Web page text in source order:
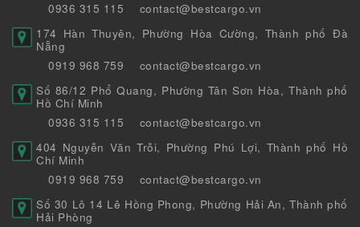
0936 315 115
contact@bestcargo.vn
174 Hàn Thuyên, Phường Hòa Cường, Thành phố Đà
Nẵng
0919 968 759
contact@bestcargo.vn
Số 86/12 Phổ Quang, Phường Tân Sơn Hòa, Thành phố
Hồ Chí Minh
0936 315 115
contact@bestcargo.vn
404 Nguyễn Văn Trỗi, Phường Phú Lợi, Thành phố Hồ
Chí Minh
0919 968 759
contact@bestcargo.vn
Số 30 Lô 14 Lê Hồng Phong, Phường Hải An, Thành phố
Hải Phòng